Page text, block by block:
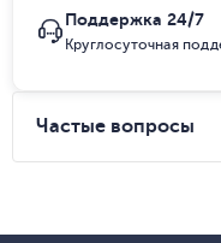
Поддержка 24/7
Круглосуточная
Частые вопросы